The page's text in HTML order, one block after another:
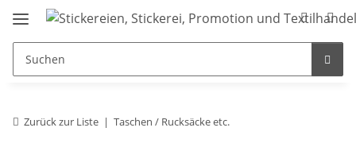
Zurück zur Liste Taschen / Rucksäcke etc.